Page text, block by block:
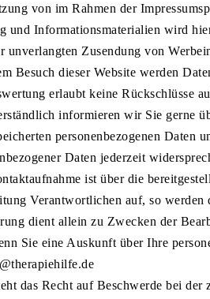
von im Rahmen der
und Informationsmaterialien wird
unverlangten Zusendung von
Besuch dieser Website werden
erlaubt keine Rückschlüsse
informieren wir Sie gerne
personenbezogenen
Daten jederzeit
ist über die
Verantwortlichen auf, so werden
dient allein zu Zwecken der
Sie eine Auskunft über Ihre
das Recht auf Beschwerde bei der